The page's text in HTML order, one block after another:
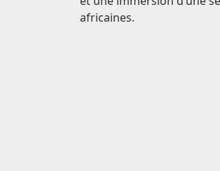
africaines.